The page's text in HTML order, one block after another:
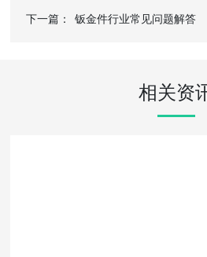
下一篇： 钣金件行业常见问题解答
相关资